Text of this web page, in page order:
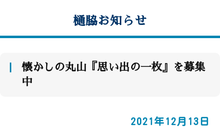
樋脇お知らせ
懐かしの丸山『思い出の一枚』を募集
中
2021年12月13日